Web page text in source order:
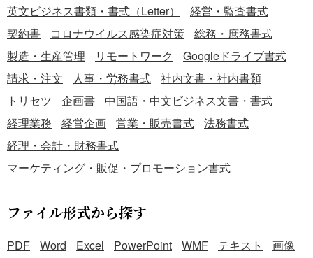
英文ビジネス書類・書式（Letter）
経営・監査書式
契約書
コロナウイルス感染症対策
総務・庶務書式
製造・生産管理
リモートワーク
Googleドライブ書式
請求・注文
人事・労務書式
社内文書・社内書類
トリセツ
企画書
中国語・中文ビジネス文書・書式
経理業務
経営企画 営業・販売書式
法務書式
経理・会計・財務書式
マーケティング・販促・プロモーション書式
ファイル形式から探す
PDF Word Excel PowerPoint WMF テキスト
画像